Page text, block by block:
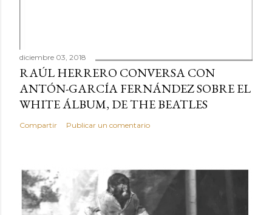
diciembre 03, 2018
RAÚL HERRERO CONVERSA CON
ANTÓN-GARCÍA FERNÁNDEZ SOBRE EL
WHITE ÁLBUM, DE THE BEATLES
Compartir Publicar un comentario